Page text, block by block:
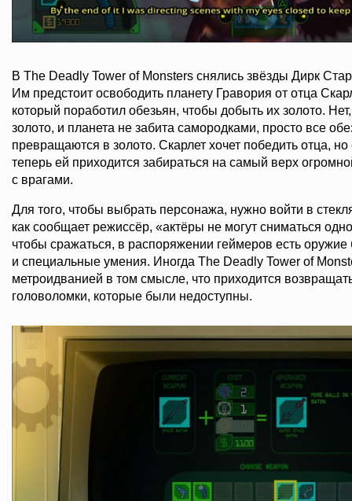
В The Deadly Tower of Monsters снялись звёзды Дирк
Им предстоит освободить планету Гравория от отца
который поработил обезьян, чтобы добыть их золото.
золото, и планета не забита самородками, просто все
превращаются в золото. Скарлет хочет победить отца,
теперь ей приходится забираться на самый верх
с врагами.
Для того, чтобы выбрать персонажа, нужно войти в
как сообщает режиссёр, «актёры не могут сниматься
чтобы сражаться, в распоряжении геймеров есть оружие
и специальные умения. Иногда The Deadly Tower of
метроидванией в том смысле, что приходится
головоломки, которые были недоступны.